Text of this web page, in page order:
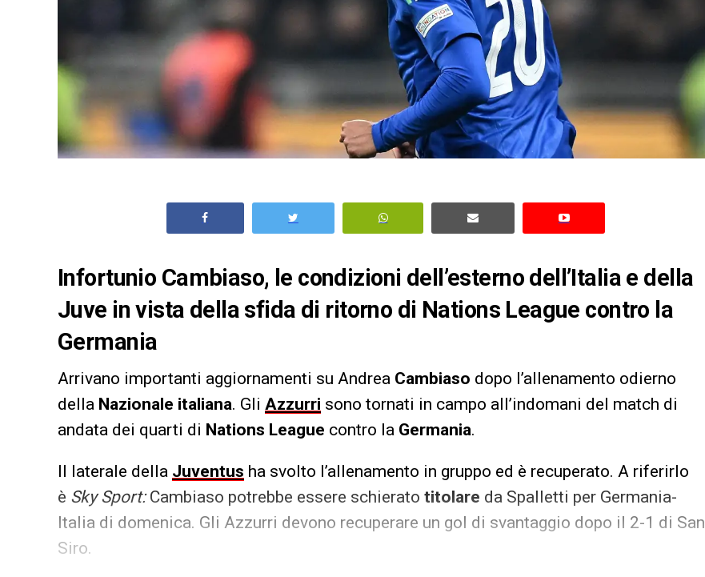
Infortunio Cambiaso, le condizioni dell’esterno dell’Italia e della
Juve in vista della sfida di ritorno di Nations League contro la
Germania
Arrivano importanti aggiornamenti su Andrea Cambiaso dopo l’allenamento odierno
della Nazionale italiana. Gli Azzurri sono tornati in campo all’indomani del match di
andata dei quarti di Nations League contro la Germania.
Il laterale della Juventus ha svolto l’allenamento in gruppo ed è recuperato. A riferirlo
è Sky Sport:Cambiaso potrebbe essere schierato titolare da Spalletti per Germania-
Italia di domenica. Gli Azzurri devono recuperare un gol di svantaggio dopo il 2-1 di San
Siro.